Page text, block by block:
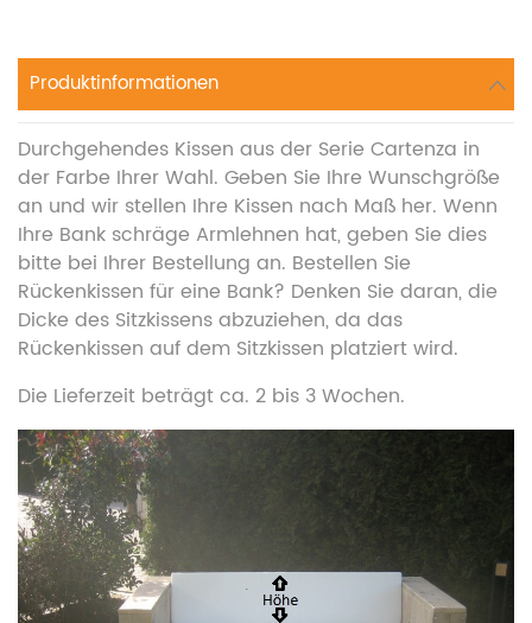
Produktinformationen
Durchgehendes Kissen aus der Serie Cartenza in
der Farbe Ihrer Wahl. Geben Sie Ihre Wunschgröße
an und wir stellen Ihre Kissen nach Maß her. Wenn
Ihre Bank schräge Armlehnen hat, geben Sie dies
bitte bei Ihrer Bestellung an. Bestellen Sie
Rückenkissen für eine Bank? Denken Sie daran, die
Dicke des Sitzkissens abzuziehen, da das
Rückenkissen auf dem Sitzkissen platziert wird.
Die Lieferzeit beträgt ca. 2 bis 3 Wochen.